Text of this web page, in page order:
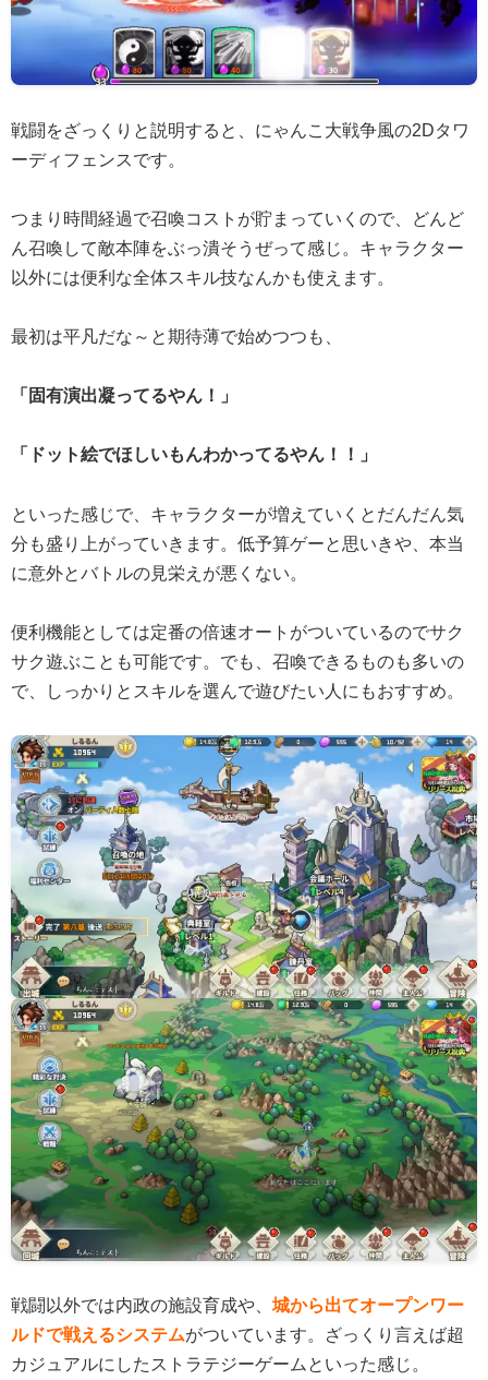
戦闘をざっくりと説明すると、にゃんこ大戦争風の2Dタワ
ーディフェンスです。
つまり時間経過で召喚コストが貯まっていくので、どんど
ん召喚して敵本陣をぶっ潰そうぜって感じ。キャラクター
以外には便利な全体スキル技なんかも使えます。
最初は平凡だな～と期待薄で始めつつも、
「固有演出凝ってるやん！」
「ドット絵でほしいもんわかってるやん！！」
といった感じで、キャラクターが増えていくとだんだん気
分も盛り上がっていきます。低予算ゲーと思いきや、本当
に意外とバトルの見栄えが悪くない。
便利機能としては定番の倍速オートがついているのでサク
サク遊ぶことも可能です。でも、召喚できるものも多いの
で、しっかりとスキルを選んで遊びたい人にもおすすめ。
戦闘以外では内政の施設育成や、 城から出てオープンワー
ルドで戦えるシステムがついています。ざっくり言えば超
カジュアルにしたストラテジーゲームといった感じ。